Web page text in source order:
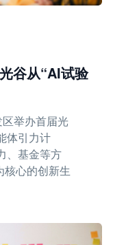
谷从“AI试验
举办首届光
体引力计
、基金等方
核心的创新生